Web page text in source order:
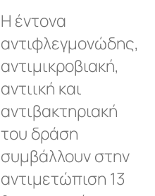
Η έντονα
αντιφλεγμονώδης,
αντιμικροβιακή,
αντιική και
αντιβακτηριακή
του δράση
συμβάλλουν στην
αντιμετώπιση 13